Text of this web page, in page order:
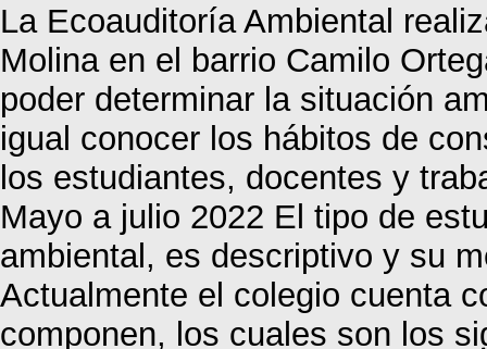
La Ecoauditoría Ambiental
Molina en el barrio Camilo
poder determinar la situación
igual conocer los hábitos de
los estudiantes, docentes y
Mayo a julio 2022 El tipo de
ambiental, es descriptivo y su
Actualmente el colegio cuenta
componen, los cuales son los